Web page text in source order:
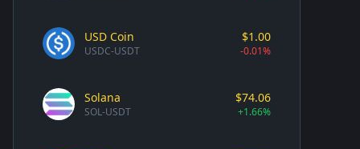
USD Coin
USDC-USDT
$1.00
-0.01%
Solana
SOL-USDT
$74.06
+1.66%